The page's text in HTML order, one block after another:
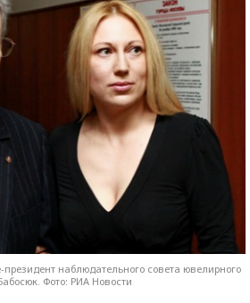
наблюдательного совета ювелирного
Фото: РИА Новости